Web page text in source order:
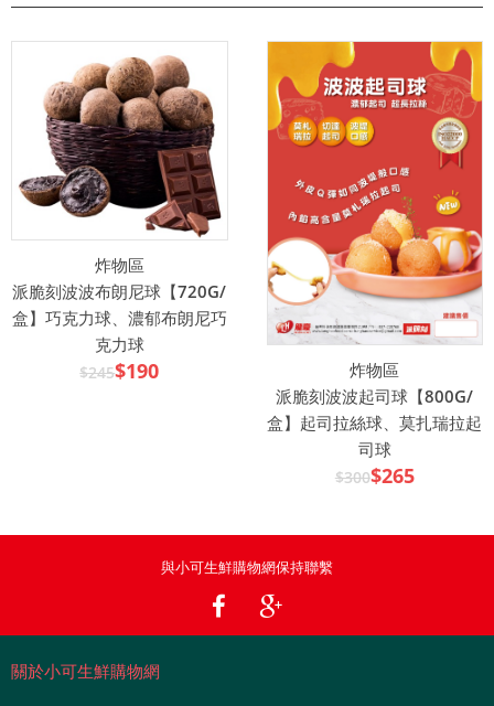
炸物區
派脆刻波波布朗尼球【720G/
盒】巧克力球、濃郁布朗尼巧
克力球
$245$190
炸物區
派脆刻波波起司球【800G/
盒】起司拉絲球、莫扎瑞拉起
司球
$300$265
與小可生鮮購物網保持聯繫
關於小可生鮮購物網